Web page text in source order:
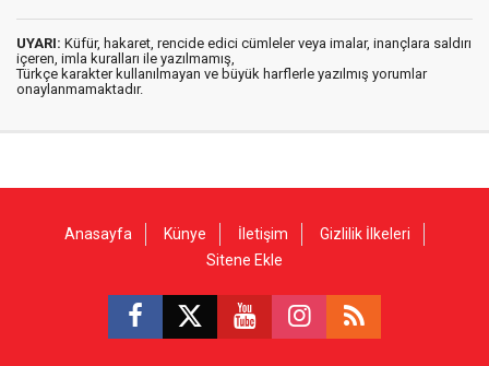
UYARI: Küfür, hakaret, rencide edici cümleler veya imalar, inançlara saldırı
içeren, imla kuralları ile yazılmamış,
Türkçe karakter kullanılmayan ve büyük harflerle yazılmış yorumlar
onaylanmamaktadır.
Anasayfa Künye İletişim
Gizlilik İlkeleri
Sitene Ekle